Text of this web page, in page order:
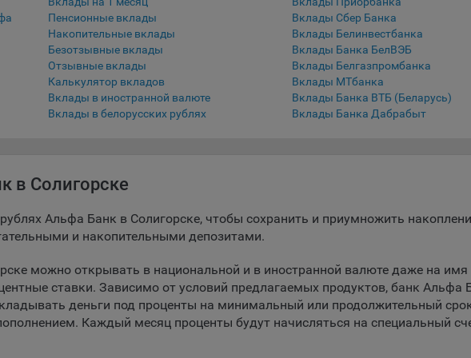
5.1. Обеспечение удобства пользователей сайтов;
5.2. Повышение качества функционирования сайтов, в том числе
их работы;
5.3. Сбор аналитической информации в обобщенном виде для оценки и
дальнейшего улучшения работы сайтов;
регистрации либо входе в систему, или для оставления отзыва либо
корректной работы сайтов и полноценного использования его
пользователем, не могут быть отключены в системах. Вместе с тем,
уведомлял пользователя об их использовании — но в таком случае
разделы сайта могут не работать).
9.2. Функциональные файлы cookie, например, определяющие имя
Данные файлы cookie используются для обеспечения работы некоторых
Сохранить мои изменения Сохранить по
Пенсионные вклады
Накопительные вклады
Безотзывные вклады
Отзывные вклады
Калькулятор вкладов
Вклады в иностранной валюте
Вклады в белорусских рублях
Вклады Сбер Банка
Вклады Белинвестбанка
Вклады Банка БелВЭБ
Вклады Белгазпромбанка
Вклады МТбанка
Вклады Банка ВТБ (Беларусь)
Вклады Банка Дабрабыт
в Солигорске
Альфа Банк в Солигорске, чтобы сохранить и приумножить
и накопительными депозитами.
можно открывать в национальной и в иностранной валюте даже на имя
ставки. Зависимо от условий предлагаемых продуктов, банк Альфа
деньги под проценты на минимальный или продолжительный
Каждый месяц проценты будут начисляться на специальный